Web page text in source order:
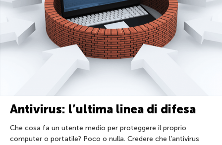
Antivirus: l’ultima linea di difesa
Che cosa fa un utente medio per proteggere il proprio
computer o portatile? Poco o nulla. Credere che l’antivirus